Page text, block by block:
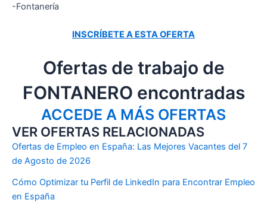
-Fontanería
INSCRÍBETE A ESTA OFERTA
Ofertas de trabajo de
FONTANERO encontradas
ACCEDE A MÁS OFERTAS
VER OFERTAS RELACIONADAS
Ofertas de Empleo en España: Las Mejores Vacantes del 7
de Agosto de 2026
Cómo Optimizar tu Perfil de LinkedIn para Encontrar Empleo
en España